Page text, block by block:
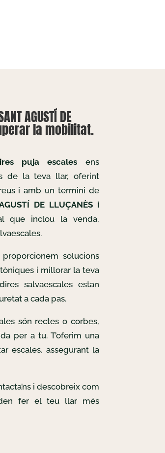
AGUSTÍ DE
la mobilitat.
puja escales ens
de la teva llar, oferint
i amb un termini de
DE LLUÇANÈS i
que inclou la venda,
solucions
i millorar la teva
salvaescales estan
a cada pas.
són rectes o corbes,
per a tu. T’oferim una
escales, assegurant la
i descobreix com
fer el teu llar més